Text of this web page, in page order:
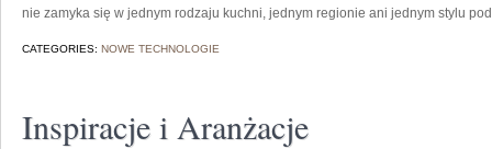
nie zamyka się w jednym rodzaju kuchni, jednym regionie ani jednym stylu
CATEGORIES: NOWE TECHNOLOGIE
Inspiracje i Aranżacje